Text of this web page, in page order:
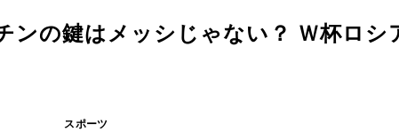
ンの鍵はメッシじゃない？ Ｗ杯ロシ
スポーツ